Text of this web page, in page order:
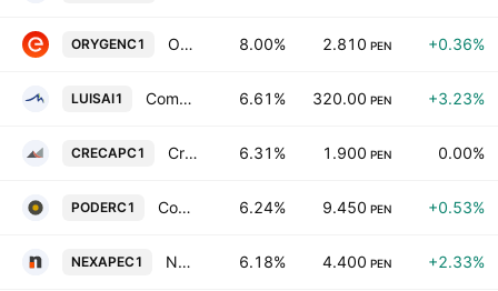
ORYGENC1 Orygen Peru SAA 8.00% 2.810 PEN +0.36%
LUISAI1 Compania Minera Santa Luisa SA 6.61% 320.00 PEN +3.23%
CRECAPC1 Credicorp Capital Peru SAA 6.31% 1.900 PEN 0.00%
PODERC1 Compania Minera Poderosa SA 6.24% 9.450 PEN +0.53%
NEXAPEC1 Nexa Resources Peru SAA 6.18% 4.400 PEN +2.33%